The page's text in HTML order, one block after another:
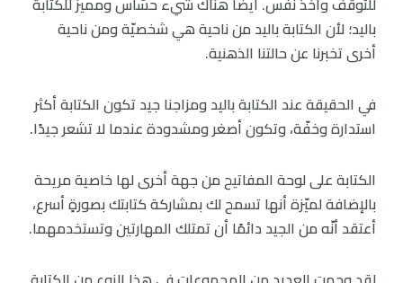
باليد؛ لأن الكتابة باليد من ناحية هي شخصيّة ومن ناحية
أخرى تخبرنا عن حالتنا الذهنية.
في الحقيقة عند الكتابة باليد ومزاجنا جيد تكون الكتابة أكثر
استدارة وخفّة، وتكون أصغر ومشدودة عندما لا تشعر جيدًا.
الكتابة على لوحة المفاتيح من جهة أخرى لها خاصية مريحة
بالإضافة لميّزة أنها تسمح لك بمشاركة كتابتك بصورةٍ أسرع،
أعتقد أنّه من الجيد دائمًا أن تمتلك المهارتين وتستخدمهما.